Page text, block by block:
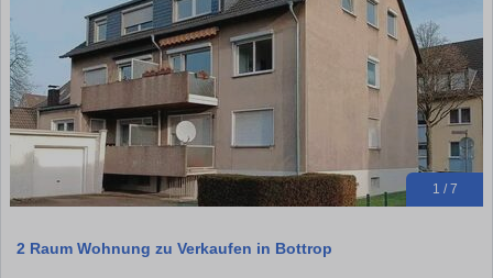
1 / 7
2 Raum Wohnung zu Verkaufen in Bottrop